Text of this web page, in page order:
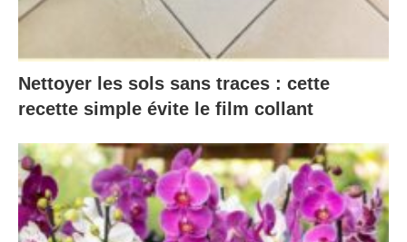
Nettoyer les sols sans traces : cette
recette simple évite le film collant